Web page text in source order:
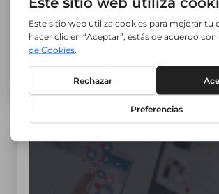
sociales para el 2024.
Descargar guía